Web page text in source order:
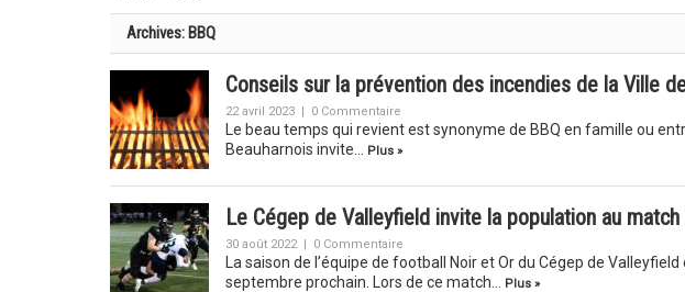
Archives: BBQ
Conseils sur la prévention des incendies de la Ville
22 avril 2023 | 0 Commentaire
Le beau temps qui revient est synonyme de BBQ en famille ou
Beauharnois invite…
Plus »
Le Cégep de Valleyfield invite la population au
30 août 2022 | 0 Commentaire
La saison de l’équipe de football Noir et Or du Cégep de
septembre prochain. Lors de ce match…
Plus »